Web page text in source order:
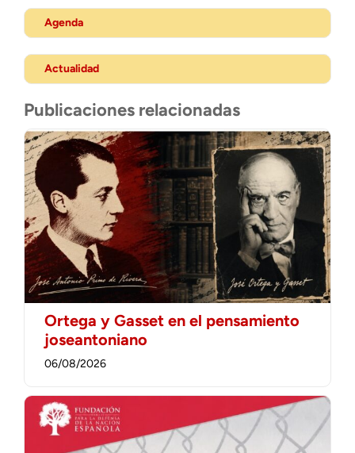
Agenda
Actualidad
Publicaciones relacionadas
Ortega y Gasset en el pensamiento
joseantoniano
06/08/2026